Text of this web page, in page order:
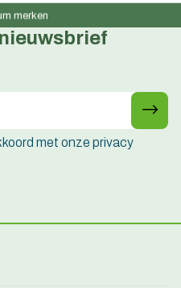
merken
advies
met onze privacy